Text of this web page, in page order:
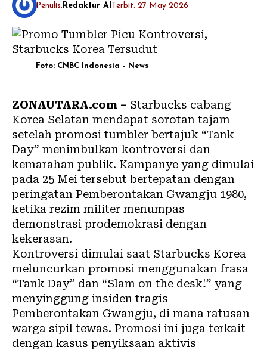
Penulis: Redaktur AI Terbit: 27 May 2026
Foto: CNBC Indonesia – News
ZONAUTARA.com – Starbucks cabang
Korea Selatan mendapat sorotan tajam
setelah promosi tumbler bertajuk “Tank
Day” menimbulkan kontroversi dan
kemarahan publik. Kampanye yang dimulai
pada 25 Mei tersebut bertepatan dengan
peringatan Pemberontakan Gwangju 1980,
ketika rezim militer menumpas
demonstrasi prodemokrasi dengan
kekerasan.
Kontroversi dimulai saat Starbucks Korea
meluncurkan promosi menggunakan frasa
“Tank Day” dan “Slam on the desk!” yang
menyinggung insiden tragis
Pemberontakan Gwangju, di mana ratusan
warga sipil tewas. Promosi ini juga terkait
dengan kasus penyiksaan aktivis